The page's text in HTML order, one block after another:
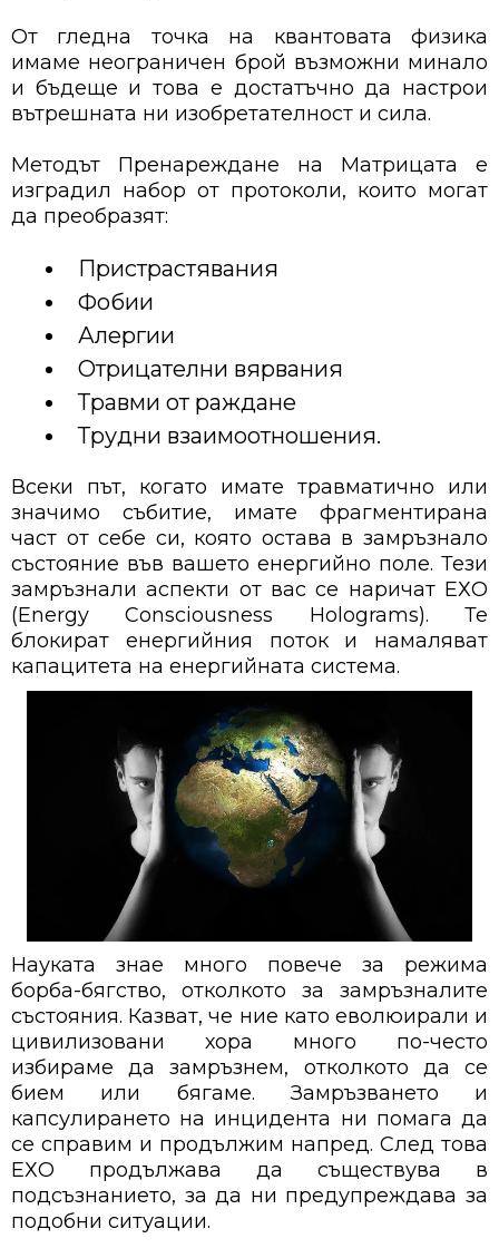
От гледна точка на квантовата физика
имаме неограничен брой възможни минало
и бъдеще и това е достатъчно да настрои
вътрешната ни изобретателност и сила.
Методът Пренареждане на Матрицата е
изградил набор от протоколи, които могат
да преобразят:
Пристрастявания
Фобии
Алергии
Отрицателни вярвания
Травми от раждане
Трудни взаимоотношения.
Всеки път, когато имате травматично или
значимо събитие, имате фрагментирана
част от себе си, която остава в замръзнало
състояние във вашето енергийно поле. Тези
замръзнали аспекти от вас се наричат ЕХО
(Energy Consciousness Holograms). Те
блокират енергийния поток и намаляват
капацитета на енергийната система.
Науката знае много повече за режима
борба-бягство, отколкото за замръзналите
състояния. Казват, че ние като еволюирали и
цивилизовани хора много по-често
избираме да замръзнем, отколкото да се
бием или бягаме. Замръзването и
капсулирането на инцидента ни помага да
се справим и продължим напред. След това
ЕХО продължава да съществува в
подсъзнанието, за да ни предупреждава за
подобни ситуации.